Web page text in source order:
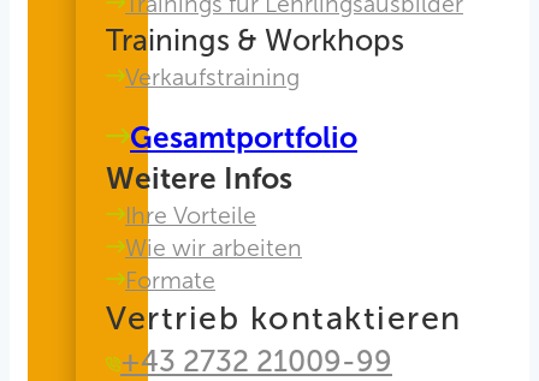
Trainings & Workhops
Verkaufstraining
Gesamtportfolio
Weitere Infos
Ihre Vorteile
Wie wir arbeiten
Formate
Vertrieb kontaktieren
+43 2732 21009-99